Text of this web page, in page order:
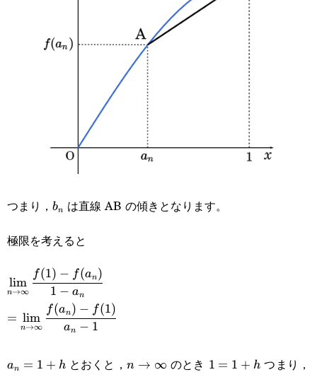
つまり， b_n
bn は直線 AB の傾きとなります。
極限を考えると
\displaystyle\lim_{n\rightarrow\infty}\cfrac{f(1)-
f(a_n)}{1-a_n}
n→∞
lim
1 − an
f(1) − f(an)
\displaystyle=\lim_{n\rightarrow\infty}\cfrac{f(a_n)-
f(1)}{a_n-1}
=
n→∞
lim
an − 1
f(an) − f(1)
an = 1 + hとおくと， n → ∞ のとき 1 = 1 + h つまり，